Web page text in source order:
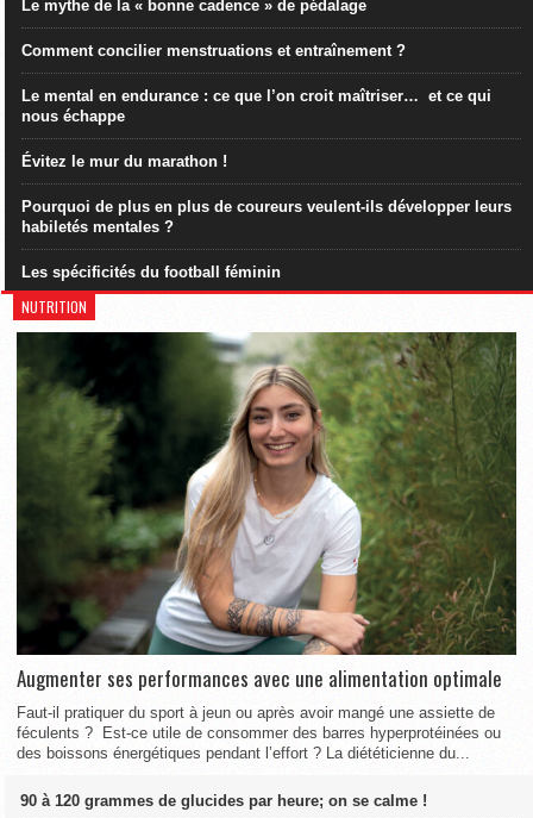
Le mythe de la « bonne cadence » de pédalage
Comment concilier menstruations et entraînement ?
Le mental en endurance : ce que l’on croit maîtriser… et ce qui
nous échappe
Évitez le mur du marathon !
Pourquoi de plus en plus de coureurs veulent-ils développer leurs
habiletés mentales ?
Les spécificités du football féminin
NUTRITION
Augmenter ses performances avec une alimentation optimale
Faut-il pratiquer du sport à jeun ou après avoir mangé une assiette de
féculents ? Est-ce utile de consommer des barres hyperprotéinées ou
des boissons énergétiques pendant l’effort ? La diététicienne du...
90 à 120 grammes de glucides par heure; on se calme !